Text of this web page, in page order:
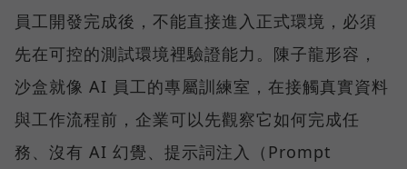
員工開發完成後，不能直接進入正式環境，必須
先在可控的測試環境裡驗證能力。陳子龍形容，
沙盒就像 AI 員工的專屬訓練室，在接觸真實資料
與工作流程前，企業可以先觀察它如何完成任
務、沒有 AI 幻覺、提示詞注入（Prompt